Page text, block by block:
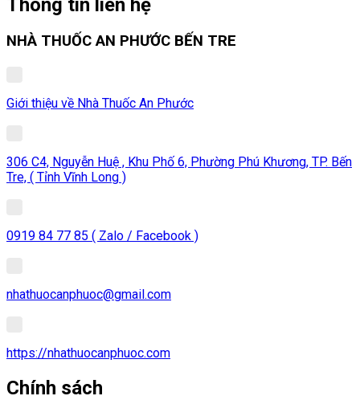
Thông tin liên hệ
NHÀ THUỐC AN PHƯỚC BẾN TRE
Giới thiệu về Nhà Thuốc An Phước
306 C4, Nguyễn Huệ , Khu Phố 6, Phường Phú Khương, TP. Bến
Tre, ( Tỉnh Vĩnh Long )
0919 84 77 85 ( Zalo / Facebook )
nhathuocanphuoc@gmail.com
https://nhathuocanphuoc.com
Chính sách